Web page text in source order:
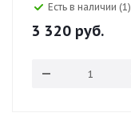
Есть в наличии (1)
3 320 руб.